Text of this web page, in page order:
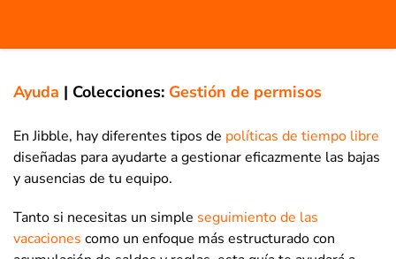
Ayuda | Colecciones: Gestión de permisos
En Jibble, hay diferentes tipos de políticas de tiempo libre
diseñadas para ayudarte a gestionar eficazmente las bajas
y ausencias de tu equipo.
Tanto si necesitas un simple seguimiento de las
vacaciones como un enfoque más estructurado con